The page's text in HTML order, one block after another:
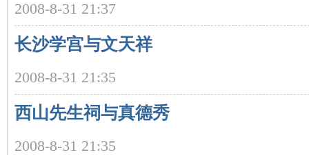
2008-8-31 21:37
长沙学宫与文天祥
2008-8-31 21:35
西山先生祠与真德秀
2008-8-31 21:35